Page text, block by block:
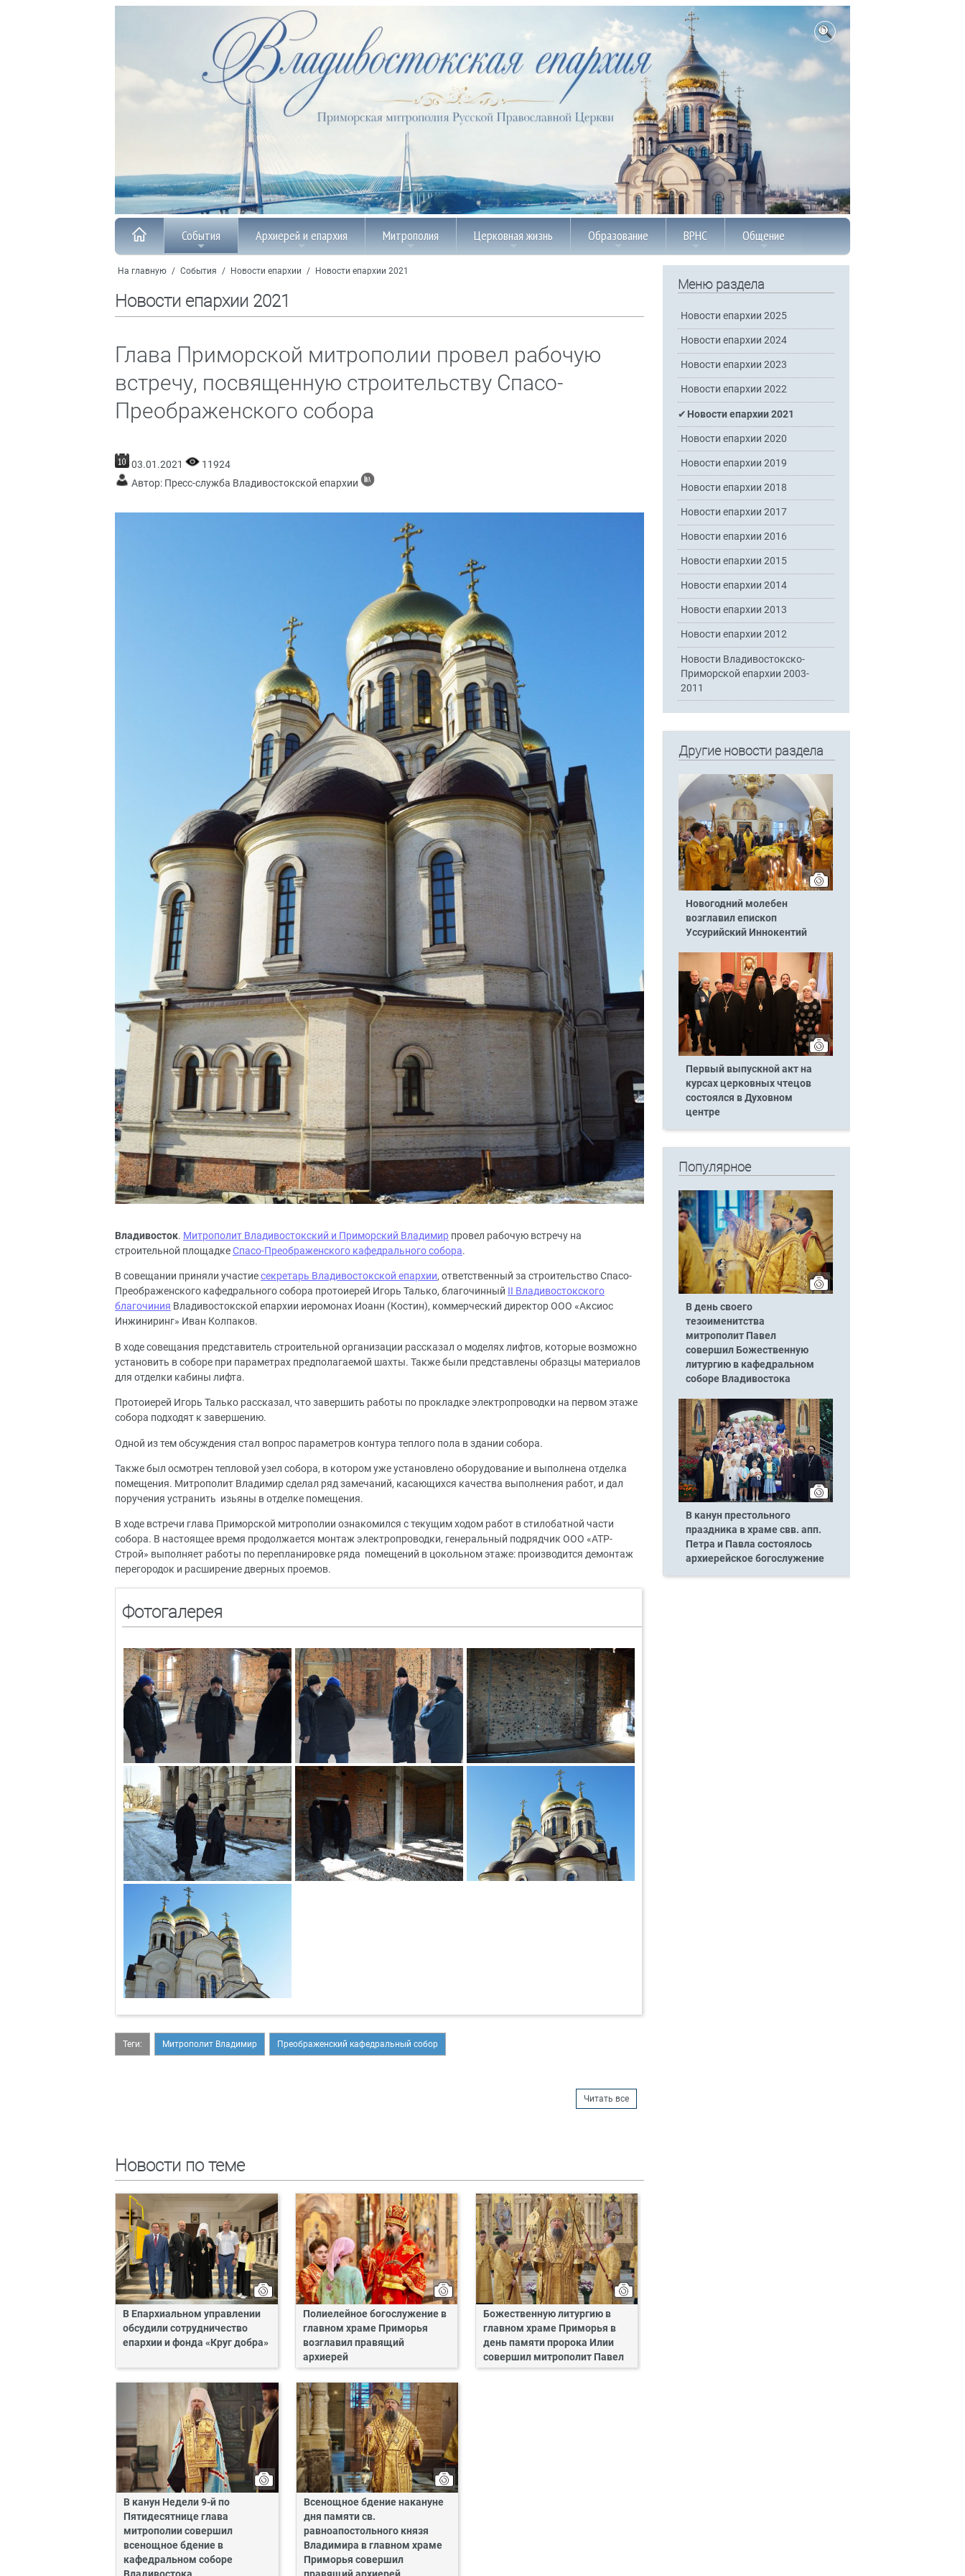
События Архиерей и епархия Митрополия Церковная жизнь Образование ВРНС Общение
На главную / События / Новости епархии / Новости епархии 2021
Новости епархии 2021
Глава Приморской митрополии провел рабочую
встречу, посвященную строительству Спасо-
Преображенского собора
03.01.2021
11924
Автор: Пресс-служба Владивостокской епархии
Владивосток. Митрополит Владивостокский и Приморский Владимир провел рабочую встречу на
строительной площадкеСпасо-Преображенского кафедрального собора.
В совещании приняли участиесекретарь Владивостокской епархии, ответственный за строительство Спасо-
Преображенского кафедрального собора протоиерей Игорь Талько, благочинный II Владивостокского
благочиния Владивостокской епархии иеромонах Иоанн (Костин), коммерческий директор ООО «Аксиос
Инжиниринг» Иван Колпаков.
В ходе совещания представитель строительной организации рассказал о моделях лифтов, которые возможно
установить в соборе при параметрах предполагаемой шахты. Также были представлены образцы материалов
для отделки кабины лифта.
Протоиерей Игорь Талько рассказал, что завершить работы по прокладке электропроводки на первом этаже
собора подходят к завершению.
Одной из тем обсуждения стал вопрос параметров контура теплого пола в здании собора.
Также был осмотрен тепловой узел собора, в котором уже установлено оборудование и выполнена отделка
помещения. Митрополит Владимир сделал ряд замечаний, касающихся качества выполнения работ, и дал
поручения устранить изьяны в отделке помещения.
В ходе встречи глава Приморской митрополии ознакомился с текущим ходом работ в стилобатной части
собора. В настоящее время продолжается монтаж электропроводки, генеральный подрядчик ООО «АТР-
Строй» выполняет работы по перепланировке ряда помещений в цокольном этаже: производится демонтаж
перегородок и расширение дверных проемов.
Фотогалерея
Теги: Митрополит Владимир Преображенский кафедральный собор
Читать все
Новости по теме
В Епархиальном управлении
обсудили сотрудничество
епархии и фонда «Круг добра»
Полиелейное богослужение в
главном храме Приморья
возглавил правящий
архиерей
Божественную литургию в
главном храме Приморья в
день памяти пророка Илии
совершил митрополит Павел
В канун Недели 9-й по
Пятидесятнице глава
митрополии совершил
всенощное бдение в
кафедральном соборе
Всенощное бдение накануне
дня памяти св.
равноапостольного князя
Владимира в главном храме
Приморья совершил
Меню раздела
Новости епархии 2025
Новости епархии 2024
Новости епархии 2023
Новости епархии 2022
Новости епархии 2021
Новости епархии 2020
Новости епархии 2019
Новости епархии 2018
Новости епархии 2017
Новости епархии 2016
Новости епархии 2015
Новости епархии 2014
Новости епархии 2013
Новости епархии 2012
Новости Владивостокско-
Приморской епархии 2003-
2011
Другие новости раздела
Новогодний молебен
возглавил епископ
Уссурийский Иннокентий
Первый выпускной акт на
курсах церковных чтецов
состоялся в Духовном
центре
Популярное
В день своего
тезоименитства
митрополит Павел
совершил Божественную
литургию в кафедральном
соборе Владивостока
В канун престольного
праздника в храме свв. апп.
Петра и Павла состоялось
архиерейское богослужение